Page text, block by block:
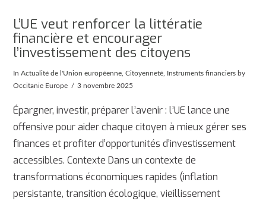
L’UE veut renforcer la littératie
financière et encourager
l’investissement des citoyens
InActualité de l'Union européenne ,Citoyenneté Instruments financiers by
Occitanie Europe
3 novembre 2025
Épargner, investir, préparer l’avenir : l’UE lance une
offensive pour aider chaque citoyen à mieux gérer ses
finances et profiter d’opportunités d’investissement
accessibles. Contexte Dans un contexte de
transformations économiques rapides (inflation
persistante, transition écologique, vieillissement